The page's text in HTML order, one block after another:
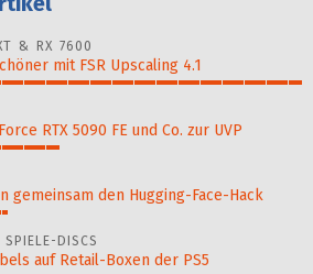
& RX 7600
mit FSR Upscaling 4.1
RTX 5090 FE und Co. zur UVP
gemein­sam den Hugging-Face-Hack
DISCS
auf Retail-Boxen der PS5